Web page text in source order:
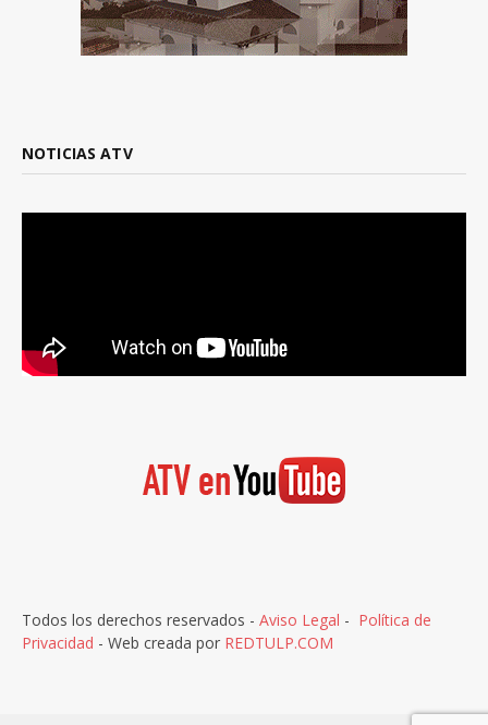
NOTICIAS ATV
Todos los derechos reservados - Aviso Legal - Política de
Privacidad - Web creada por REDTULP.COM